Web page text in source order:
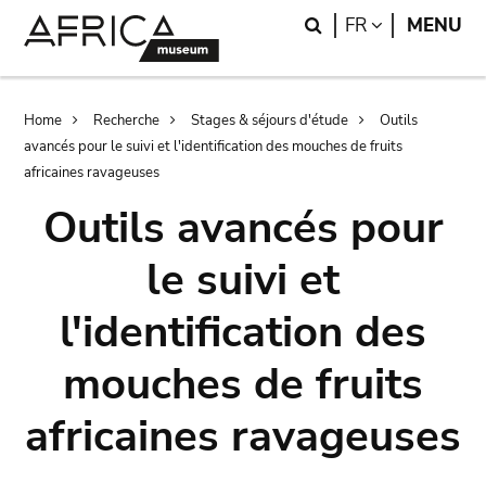
Search
FR LANGUAGE
MENU
Breadcrumb
Home Recherche Stages & séjours d'étude
Outils
avancés pour le suivi et l'identification des mouches de fruits
africaines ravageuses
Outils avancés pour
le suivi et
l'identification des
mouches de fruits
africaines ravageuses